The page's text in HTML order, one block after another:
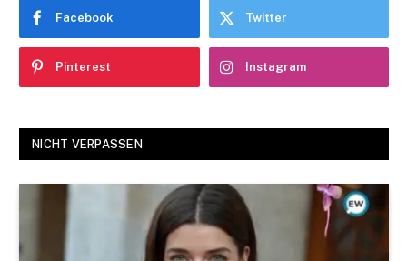
Facebook Twitter
Pinterest Instagram
NICHT VERPASSEN